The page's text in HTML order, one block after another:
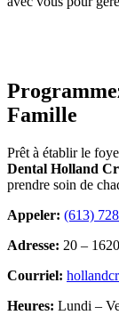
Famille
Prêt à établir le
Dental Holland
prendre soin de
Appeler: (613)
Adresse: 20 –
Courriel:
Heures: Lundi –